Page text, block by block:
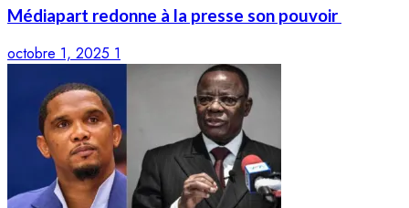
Médiapart redonne à la presse son pouvoir
octobre 1, 2025 1